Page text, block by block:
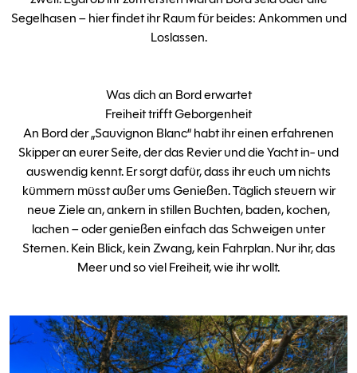
Segelhasen – hier findet ihr Raum für beides: Ankommen und
Loslassen.
Was dich an Bord erwartet
Freiheit trifft Geborgenheit
An Bord der „Sauvignon Blanc“ habt ihr einen erfahrenen
Skipper an eurer Seite, der das Revier und die Yacht in- und
auswendig kennt. Er sorgt dafür, dass ihr euch um nichts
kümmern müsst außer ums Genießen. Täglich steuern wir
neue Ziele an, ankern in stillen Buchten, baden, kochen,
lachen – oder genießen einfach das Schweigen unter
Sternen. Kein Blick, kein Zwang, kein Fahrplan. Nur ihr, das
Meer und so viel Freiheit, wie ihr wollt.